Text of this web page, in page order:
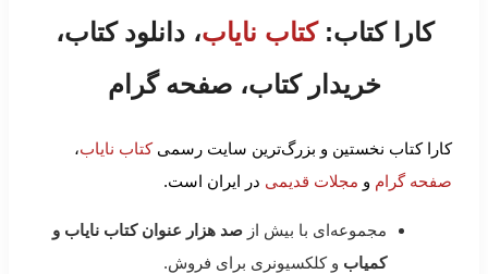
کارا کتاب:کتاب نایاب، دانلود کتاب،
خریدار کتاب، صفحه گرام
کارا کتاب نخستین و بزرگ‌ترین سایت رسمیکتاب نایاب،
صفحه گرام و مجلات قدیمی در ایران است.
مجموعه‌ای با بیش از صد هزار عنوان کتاب نایاب و
کمیاب و کلکسیونری برای فروش.